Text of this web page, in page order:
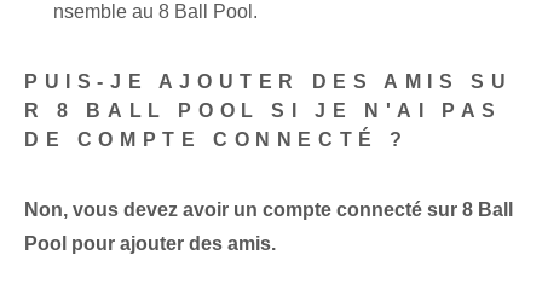
nsemble au 8 Ball Pool.
PUIS-JE AJOUTER DES AMIS SU
R 8 BALL POOL SI JE N'AI PAS
DE COMPTE CONNECTÉ ?
Non, vous devez avoir un compte connecté sur 8 Ball
Pool pour ajouter des amis.